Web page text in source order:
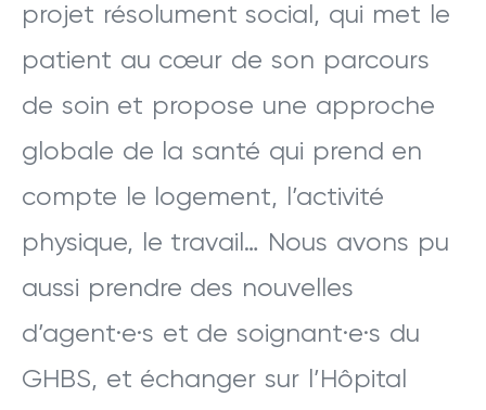
projet résolument social, qui met le
patient au cœur de son parcours
de soin et propose une approche
globale de la santé qui prend en
compte le logement, l’activité
physique, le travail… Nous avons pu
aussi prendre des nouvelles
d’agent·e·s et de soignant·e·s du
GHBS, et échanger sur l’Hôpital